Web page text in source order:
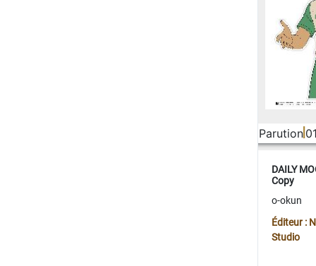
Parution
DAILY
Copy
o-okun
Éditeur :
Studio